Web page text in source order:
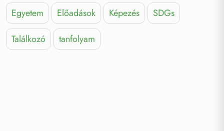
Egyetem Előadások Képezés
SDGs
Találkozó
tanfolyam